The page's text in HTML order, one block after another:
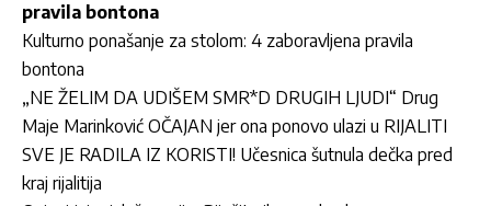
pravila bontona
Kulturno ponašanje za stolom: 4 zaboravljena pravila
bontona
„NE ŽELIM DA UDIŠEM SMR*D DRUGIH LJUDI“ Drug
Maje Marinković OČAJAN jer ona ponovo ulazi u RIJALITI
SVE JE RADILA IZ KORISTI! Učesnica šutnula dečka pred
kraj rijalitija